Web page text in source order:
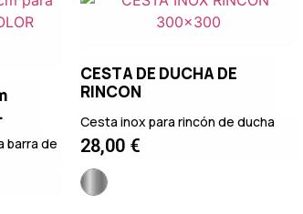
barra de
CESTA DE DUCHA DE
RINCON
Cesta inox para rincón de ducha
28,00 €